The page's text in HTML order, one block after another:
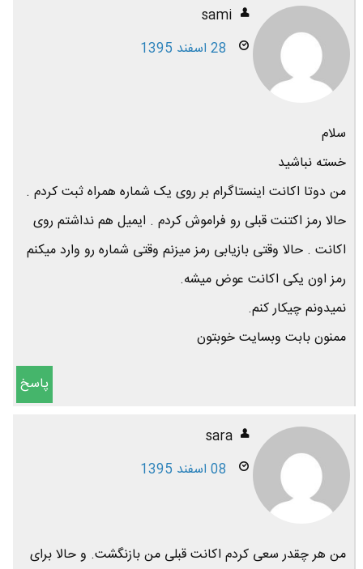
sami
28 اسفند 1395
سلام
خسته نباشید
من دوتا اکانت اینستاگرام بر روی یک شماره همراه ثبت کردم .
حالا رمز اکتنت قبلی رو فراموش کردم . ایمیل هم نداشتم روی
اکانت . حالا وقتی بازیابی رمز میزنم وقتی شماره رو وارد میکنم
رمز اون یکی اکانت عوض میشه.
نمیدونم چیکار کنم.
ممنون بابت وبسایت خوبتون
پاسخ
sara
08 اسفند 1395
من هر چقدر سعی کردم اکانت قبلی من بازنگشت. و حالا برای